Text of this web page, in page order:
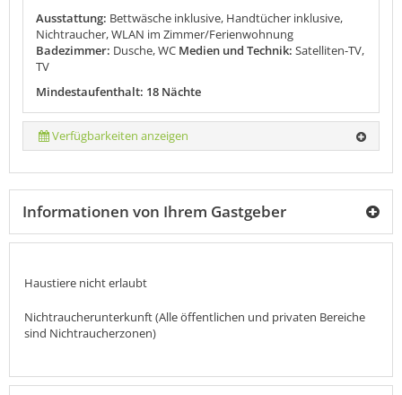
Ausstattung: Bettwäsche inklusive, Handtücher inklusive,
Nichtraucher, WLAN im Zimmer/Ferienwohnung
Badezimmer: Dusche, WC Medien und Technik: Satelliten-TV,
TV
Mindestaufenthalt: 18 Nächte
Verfügbarkeiten anzeigen
Informationen von Ihrem Gastgeber
Haustiere nicht erlaubt
Nichtraucherunterkunft (Alle öffentlichen und privaten Bereiche
sind Nichtraucherzonen)